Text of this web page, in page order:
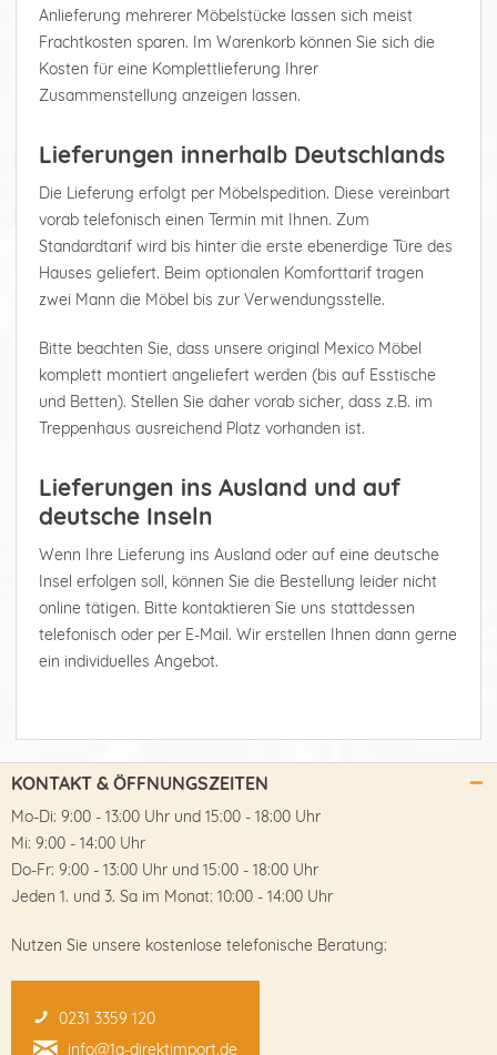
Anlieferung mehrerer Möbelstücke lassen sich meist
Frachtkosten sparen. Im Warenkorb können Sie sich die
Kosten für eine Komplettlieferung Ihrer
Zusammenstellung anzeigen lassen.
Lieferungen innerhalb Deutschlands
Die Lieferung erfolgt per Möbelspedition. Diese vereinbart
vorab telefonisch einen Termin mit Ihnen. Zum
Standardtarif wird bis hinter die erste ebenerdige Türe des
Hauses geliefert. Beim optionalen Komforttarif tragen
zwei Mann die Möbel bis zur Verwendungsstelle.
Bitte beachten Sie, dass unsere original Mexico Möbel
komplett montiert angeliefert werden (bis auf Esstische
und Betten). Stellen Sie daher vorab sicher, dass z.B. im
Treppenhaus ausreichend Platz vorhanden ist.
Lieferungen ins Ausland und auf
deutsche Inseln
Wenn Ihre Lieferung ins Ausland oder auf eine deutsche
Insel erfolgen soll, können Sie die Bestellung leider nicht
online tätigen. Bitte kontaktieren Sie uns stattdessen
telefonisch oder per E-Mail. Wir erstellen Ihnen dann gerne
ein individuelles Angebot.
KONTAKT & ÖFFNUNGSZEITEN
Mo-Di: 9:00 - 13:00 Uhr und 15:00 - 18:00 Uhr
Mi: 9:00 - 14:00 Uhr
Do-Fr: 9:00 - 13:00 Uhr und 15:00 - 18:00 Uhr
Jeden 1. und 3. Sa im Monat: 10:00 - 14:00 Uhr
Nutzen Sie unsere kostenlose telefonische Beratung:
0231 3359 120
info@1a-direktimport.de